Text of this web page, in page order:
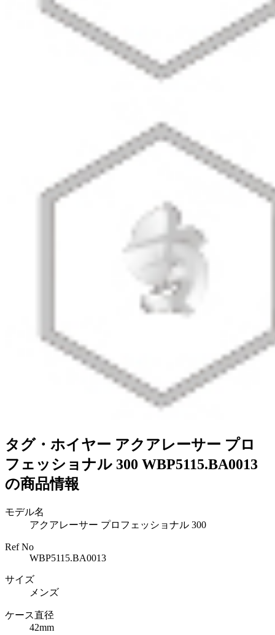
タグ・ホイヤー アクアレーサー プロ
フェッショナル 300 WBP5115.BA0013
の商品情報
モデル名
アクアレーサー プロフェッショナル 300
Ref No
WBP5115.BA0013
サイズ
メンズ
ケース直径
42mm